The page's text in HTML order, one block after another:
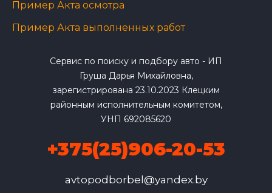
Пример Акта осмотра
Пример Акта выполненных работ
Сервис по поиску и подбору авто - ИП
Груша Дарья Михайловна,
зарегистрирована 23.10.2023 Клецким
районным исполнительным комитетом,
УНП 692085620
+375(25)906-20-53
avtopodborbel@yandex.by